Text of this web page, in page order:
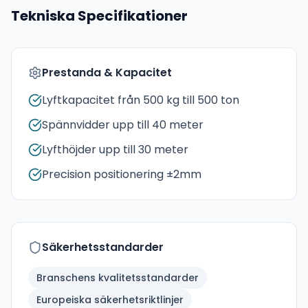
Tekniska Specifikationer
Prestanda & Kapacitet
Lyftkapacitet från 500 kg till 500 ton
Spännvidder upp till 40 meter
Lyfthöjder upp till 30 meter
Precision positionering ±2mm
Säkerhetsstandarder
Branschens kvalitetsstandarder
Europeiska säkerhetsriktlinjer